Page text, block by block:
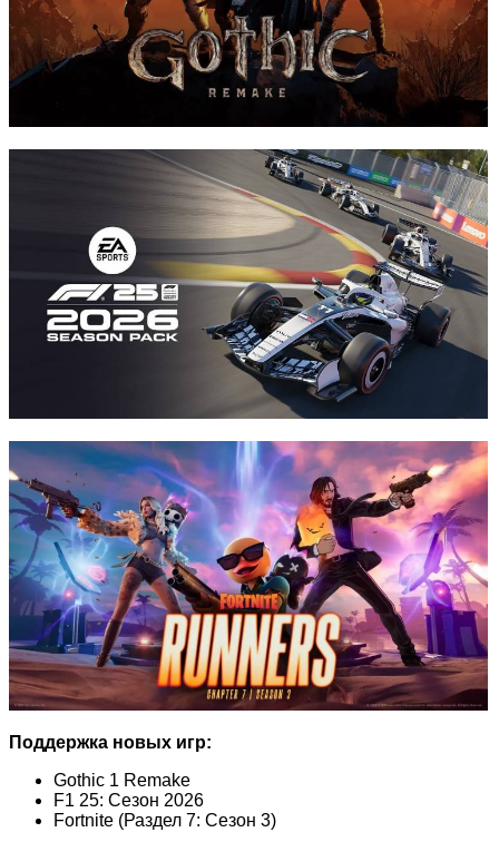
Поддержка новых игр:
Gothic 1 Remake
F1 25: Сезон 2026
Fortnite (Раздел 7: Сезон 3)